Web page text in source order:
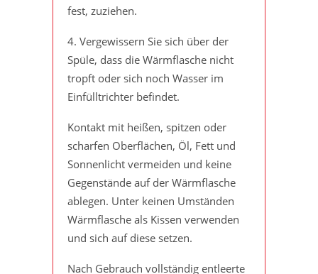
fest, zuziehen.
4. Vergewissern Sie sich über der
Spüle, dass die Wärmflasche nicht
tropft oder sich noch Wasser im
Einfülltrichter befindet.
Kontakt mit heißen, spitzen oder
scharfen Oberflächen, Öl, Fett und
Sonnenlicht vermeiden und keine
Gegenstände auf der Wärmflasche
ablegen. Unter keinen Umständen
Wärmflasche als Kissen verwenden
und sich auf diese setzen.
Nach Gebrauch vollständig entleerte